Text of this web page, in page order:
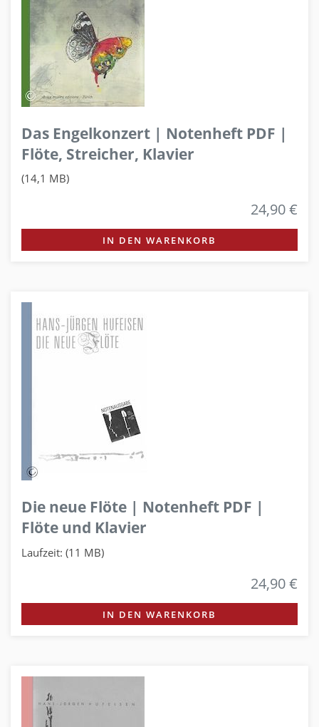
Das Engelkonzert | Notenheft PDF |
Flöte, Streicher, Klavier
(14,1 MB)
24,90 €
IN DEN WARENKORB
Die neue Flöte | Notenheft PDF |
Flöte und Klavier
Laufzeit: (11 MB)
24,90 €
IN DEN WARENKORB